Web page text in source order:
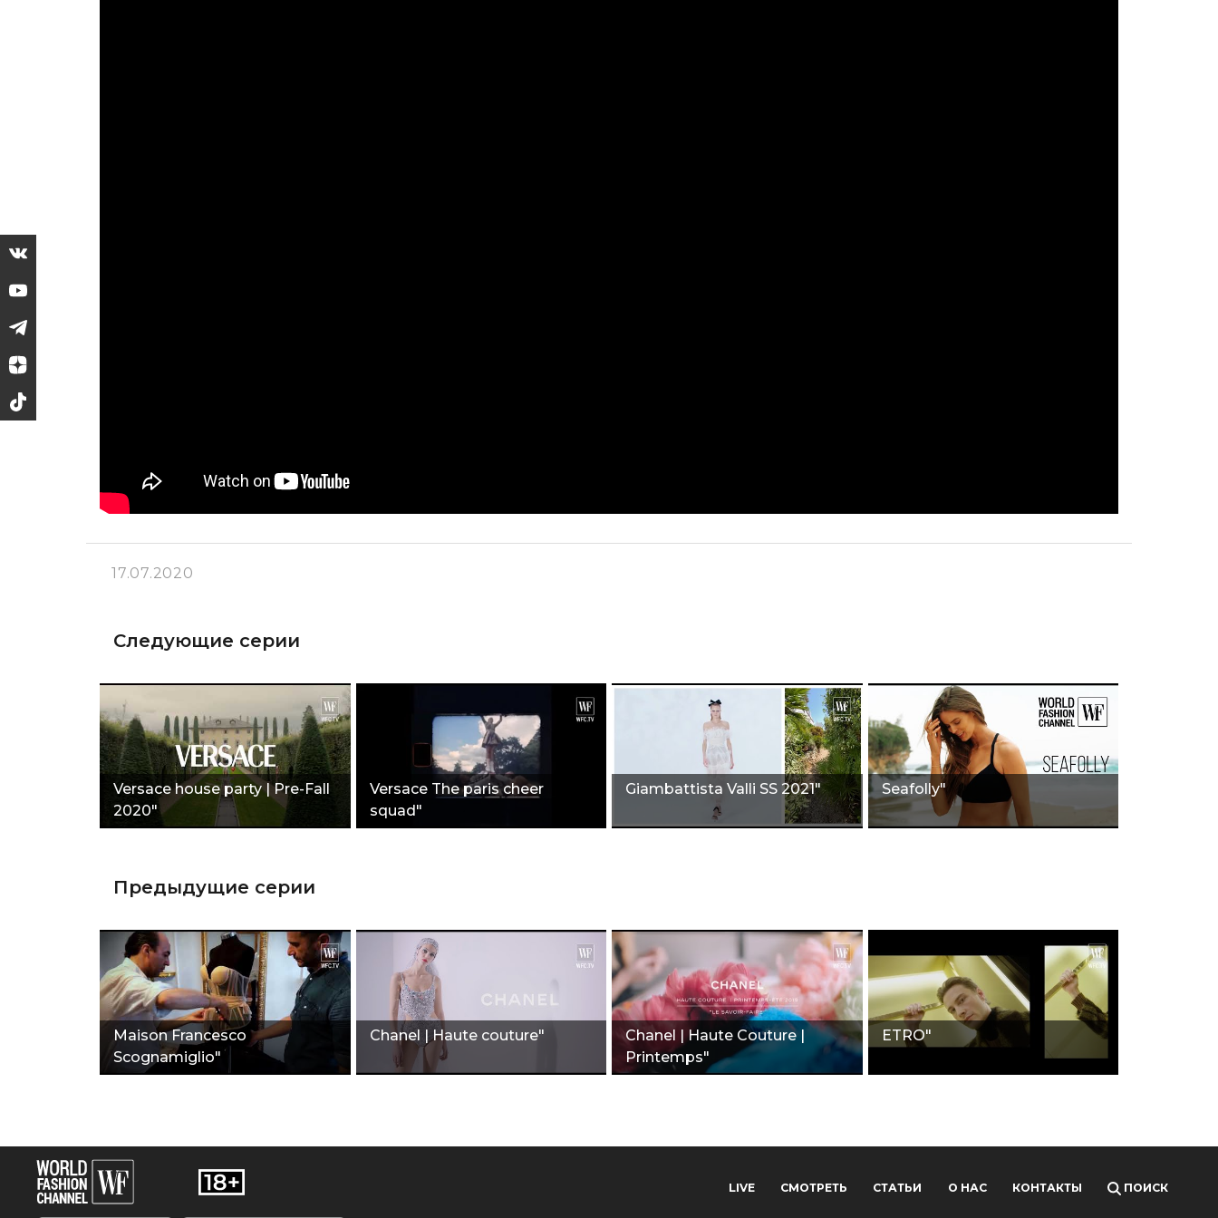
17.07.2020
Следующие серии
Versace house party | Pre-Fall
2020"
Versace The paris cheer
squad"
Giambattista Valli SS 2021" Seafolly"
Предыдущие серии
Maison Francesco
Scognamiglio"
Chanel | Haute couture"
Chanel | Haute Couture |
Printemps"
ETRO"
LIVE СМОТРЕТЬ СТАТЬИ О НАС КОНТАКТЫ ПОИСК